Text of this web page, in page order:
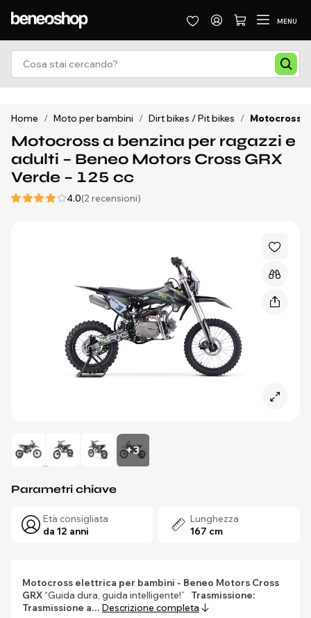
MENU
Home / Moto per bambini / Dirt bikes / Pit bikes / Motocross
Motocross a benzina per ragazzi e
adulti – Beneo Motors Cross GRX
Verde – 125 cc
4.0(2 recensioni)
+3
Parametri chiave
Età consigliata
da 12 anni
Lunghezza
167 cm
Motocross elettrica per bambini - Beneo Motors Cross
GRX “Guida dura, guida intelligente!” Trasmissione:
Trasmissione a… Descrizione completa